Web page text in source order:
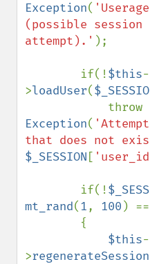
Exception(
(possible
attempt).' );
        if(!
$this-
>loadUser(
Exception(
that does not
$_SESSION [
        if(!
mt_rand(1, 100 ) ==
$this-
>regenerateSession